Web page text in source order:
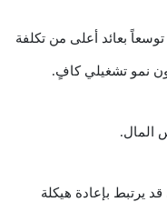
توسعاً بعائد أعلى من تكلفة
دون نمو تشغيلي كافٍ.
المال.
يرتبط بإعادة هيكلة